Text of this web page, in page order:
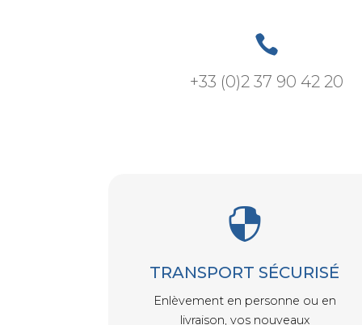

+33 (0)2 37 90 42 20

TRANSPORT SÉCURISÉ
Enlèvement en personne ou en
livraison, vos nouveaux